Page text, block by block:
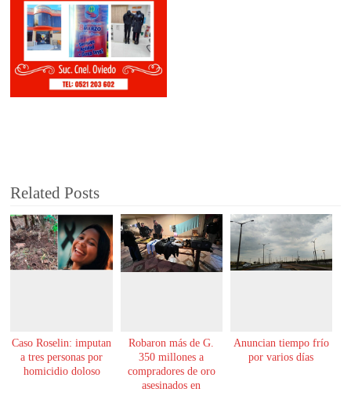
Related Posts
Caso Roselin: imputan
a tres personas por
homicidio doloso
Robaron más de G.
350 millones a
compradores de oro
asesinados en
Anuncian tiempo frío
por varios días